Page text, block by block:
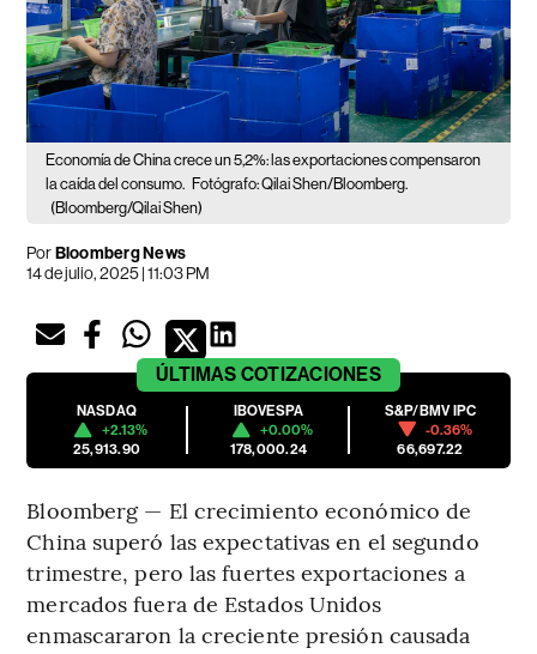
Economía de China crece un 5,2%: las exportaciones compensaron
la caída del consumo. Fotógrafo: Qilai Shen/Bloomberg.
(Bloomberg/Qilai Shen)
PorBloomberg News
14 de julio, 2025 | 11:03 PM
ÚLTIMAS COTIZACIONES
NASDAQ
+2.13%
25,913.90
IBOVESPA
+0.00%
178,000.24
S&P/BMV IPC
-0.36%
66,697.22
Bloomberg — El crecimiento económico de
China superó las expectativas en el segundo
trimestre, pero las fuertes exportaciones a
mercados fuera de Estados Unidos
enmascararon la creciente presión causada